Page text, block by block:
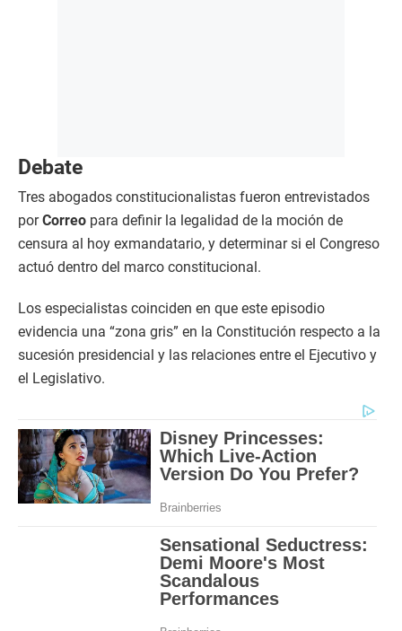
Debate
Tres abogados constitucionalistas fueron entrevistados
porCorreo para definir la legalidad de la moción de
censura al hoy exmandatario, y determinar si el Congreso
actuó dentro del marco constitucional.
Los especialistas coinciden en que este episodio
evidencia una “zona gris” en la Constitución respecto a la
sucesión presidencial y las relaciones entre el Ejecutivo y
el Legislativo.